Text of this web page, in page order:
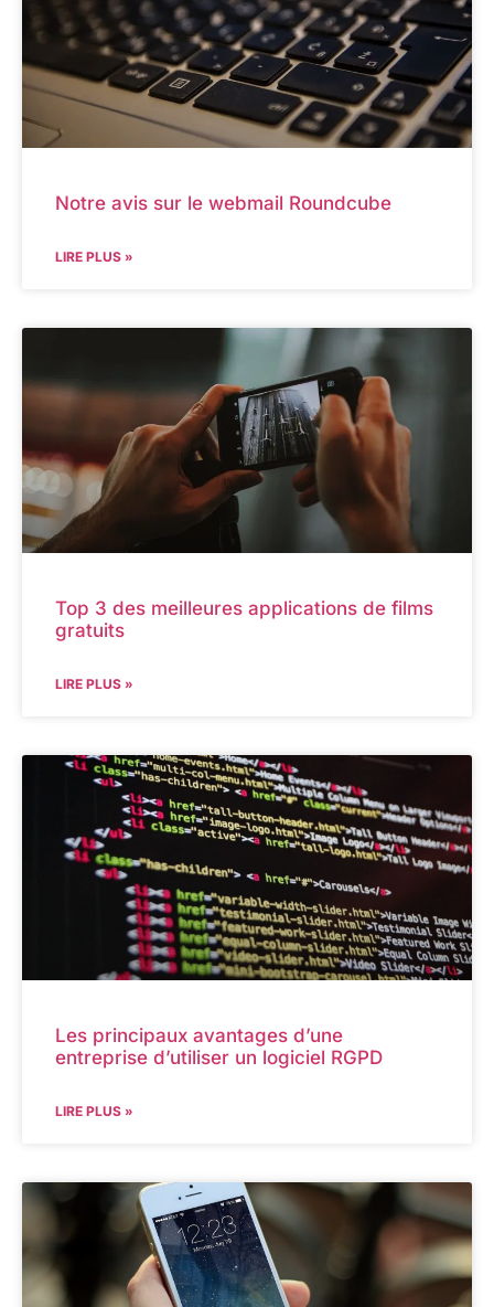
Notre avis sur le webmail Roundcube
LIRE PLUS »
Top 3 des meilleures applications de films
gratuits
LIRE PLUS »
Les principaux avantages d’une
entreprise d’utiliser un logiciel RGPD
LIRE PLUS »